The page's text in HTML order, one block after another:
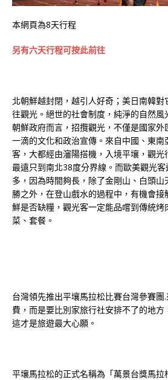
本網頁為8天行程
另有六天行程可按此前往
北朝鮮越封閉，越引人好奇；美日南韓
往觀光。絕世的社會制度，純淨的自然
朝鮮政府而言，招攬觀光，不僅是國家
一滴的文化和政治宣傳。來自中國、東
客，大都經由瀋陽搭機，入境平壤，觀
最遠只到南北38度分界線。而歐美觀光
多，因為時間夠長，除了金剛山、白頭
勝之外，在登山戲水的過程中，有機會
鮮是否缺糧，觀光客一定能品嚐到傳統烤
菜、套餐。
台灣領先推出平壤馬拉松比賽台灣參賽團
費，而是要比別家旅行社安排不了的地方
這才是旅遊最大心願。
平壤馬拉松的正式名稱為「萬景台獎馬